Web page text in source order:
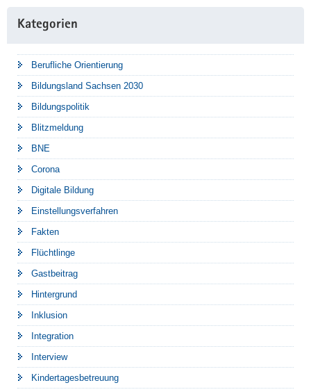
Kategorien
Berufliche Orientierung
Bildungsland Sachsen 2030
Bildungspolitik
Blitzmeldung
BNE
Corona
Digitale Bildung
Einstellungsverfahren
Fakten
Flüchtlinge
Gastbeitrag
Hintergrund
Inklusion
Integration
Interview
Kindertagesbetreuung